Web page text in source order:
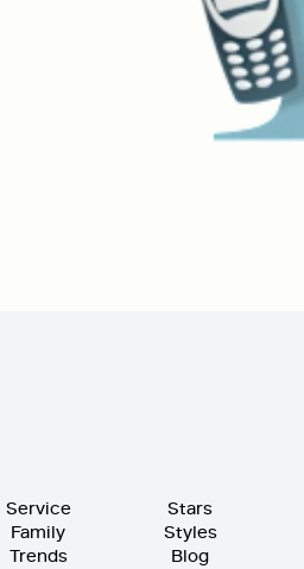
Service
Family
Trends
Stars
Styles
Blog